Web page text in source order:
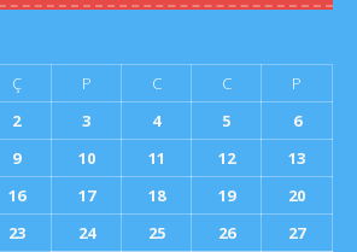
Ç P C C
P
2 3 4 5
6
9 10 11 12
13
16 17 18 19
20
23 24 25 26 27